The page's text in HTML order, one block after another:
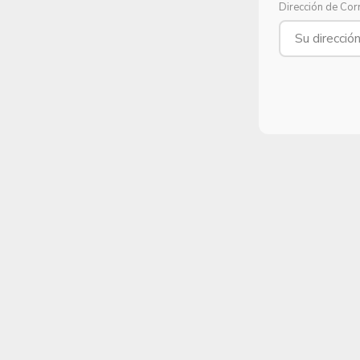
Dirección de